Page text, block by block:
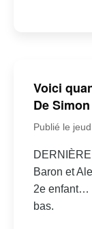
Voici
De
Publié le
Baron et
2e enfant…
bas.